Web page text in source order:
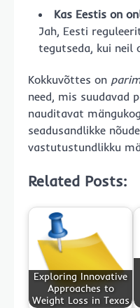
Kas Eestis on
Jah, Eesti
tegutseda, kui neil
Kokkuvõttes on
need, mis suudavad
nauditavat
seadusandlikke
vastutustundlikku
Related Posts:
Exploring Innovative
Approaches to
Weight Loss in Texas